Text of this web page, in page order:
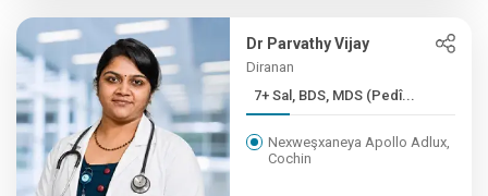
Dr Parvathy Vijay
Diranan
7+ Sal, BDS, MDS (Pedî...
Nexweşxaneya Apollo Adlux,
Cochin